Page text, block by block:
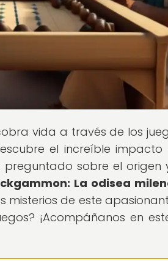
vida a través de los
el increíble impacto
sobre el origen
La odisea
misterios de este
¡Acompáñanos en